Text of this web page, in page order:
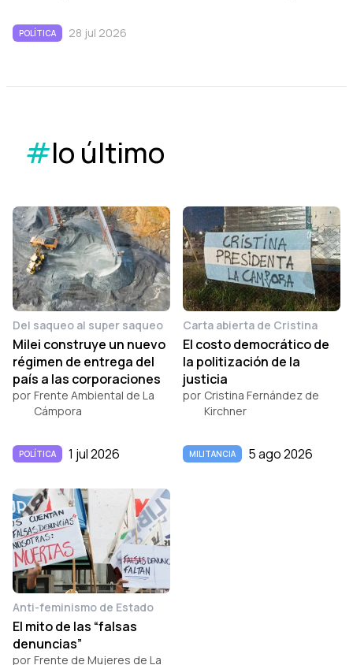
POLÍTICA 28 jul 2026
#lo último
Del saqueo al super saqueo
Milei construye un nuevo
régimen de entrega del
país a las corporaciones
por Frente Ambiental de La
Cámpora
POLÍTICA 1 jul 2026
Carta abierta de Cristina
El costo democrático de
la politización de la
justicia
por Cristina Fernández de
Kirchner
MILITANCIA 5 ago 2026
Anti-feminismo de Estado
El mito de las “falsas
denuncias”
por Frente de Mujeres de La